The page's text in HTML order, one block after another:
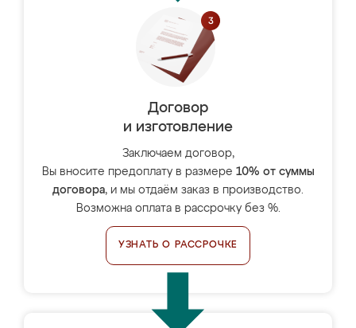
Договор
и изготовление
Заключаем договор,
Вы вносите предоплату в размере 10% от суммы
договора, и мы отдаём заказ в производство.
Возможна оплата в рассрочку без %.
УЗНАТЬ О РАССРОЧКЕ